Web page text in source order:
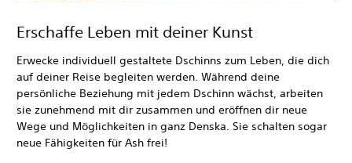
Erschaffe Leben mit deiner Kunst
Erwecke individuell gestaltete Dschinns zum Leben, die dich
auf deiner Reise begleiten werden. Während deine
persönliche Beziehung mit jedem Dschinn wächst, arbeiten
sie zunehmend mit dir zusammen und eröffnen dir neue
Wege und Möglichkeiten in ganz Denska. Sie schalten sogar
neue Fähigkeiten für Ash frei!